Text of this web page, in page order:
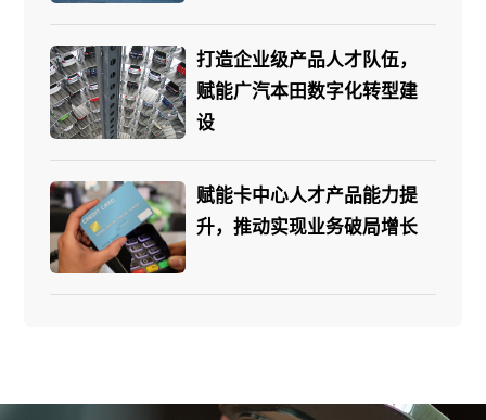
打造企业级产品人才队伍，
赋能广汽本田数字化转型建
设
赋能卡中心人才产品能力提
升，推动实现业务破局增长